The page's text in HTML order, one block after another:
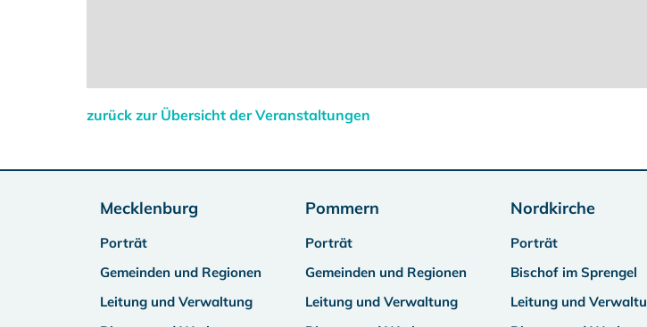
zurück zur Übersicht der Veranstaltungen
Mecklenburg
Porträt
Gemeinden und Regionen
Leitung und Verwaltung
Pommern
Porträt
Gemeinden und Regionen
Leitung und Verwaltung
Nordkirche
Porträt
Bischof im Sprengel
Leitung und